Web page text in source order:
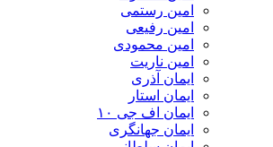
امین رستمی
امین رفیعی
امین محمودی
امین ناریت
ایمان آذری
ایمان استار
ایمان اف جی ۱۰
ایمان جهانگری